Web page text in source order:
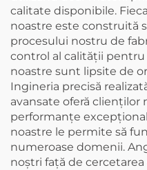
calitate disponibile.
noastre este construită
procesului nostru de
control al calității pentru
noastre sunt lipsite de
Ingineria precisă
avansate oferă
performanțe
noastre le permite să
numeroase domenii.
noștri față de